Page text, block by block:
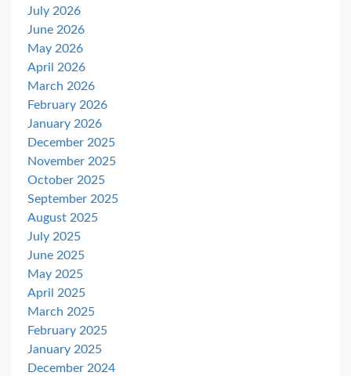
July 2026
June 2026
May 2026
April 2026
March 2026
February 2026
January 2026
December 2025
November 2025
October 2025
September 2025
August 2025
July 2025
June 2025
May 2025
April 2025
March 2025
February 2025
January 2025
December 2024